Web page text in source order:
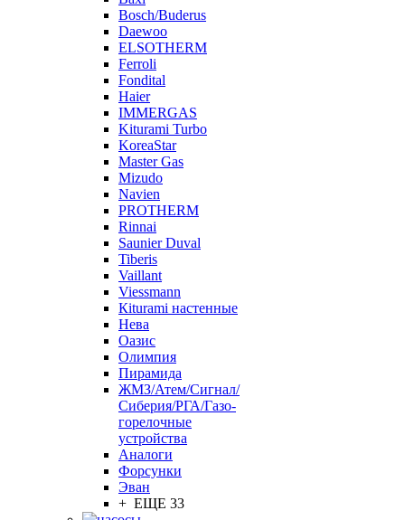
Bosch/Buderus
Daewoo
ELSOTHERM
Ferroli
Fondital
Haier
IMMERGAS
Kiturami Turbo
KoreaStar
Master Gas
Mizudo
Navien
PROTHERM
Rinnai
Saunier Duval
Tiberis
Vaillant
Viessmann
Кiturami настенные
Нева
Оазис
Олимпия
Пирамида
ЖМЗ/Атем/Сигнал/
Сиберия/РГА/Газо-
горелочные
устройства
Aналоги
Форсунки
Эван
+ ЕЩЕ 33